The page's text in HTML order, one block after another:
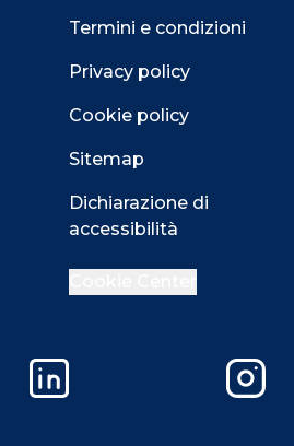
Termini e condizioni
Privacy policy
Cookie policy
Sitemap
Dichiarazione di
accessibilità
LinkedIn